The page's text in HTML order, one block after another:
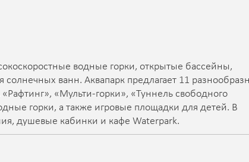
водные горки, открытые бассейны,
ванн. Аквапарк предлагает 11
«Мульти-горки», «Туннель свободного
горки, а также игровые площадки для детей. В
душевые кабинки и кафе Waterpark.